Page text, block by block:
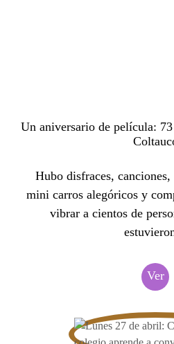
Un aniversario de película:
Hubo disfraces,
mini carros alegóricos y
vibrar a cientos de
Ver